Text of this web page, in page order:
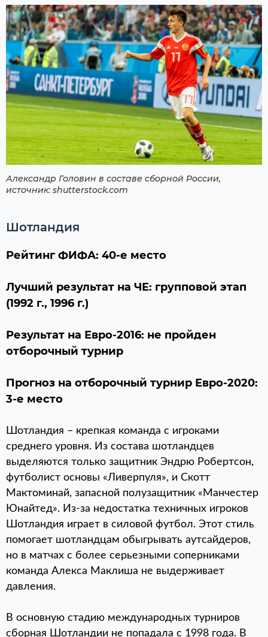
Александр Головин в составе сборной России,
источник: shutterstock.com
Шотландия
Рейтинг ФИФА: 40-е место
Лучший результат на ЧЕ: групповой этап
(1992 г., 1996 г.)
Результат на Евро-2016: не пройден
отборочный турнир
Прогноз на отборочный турнир Евро-2020:
3-е место
Шотландия – крепкая команда с игроками
среднего уровня. Из состава шотландцев
выделяются только защитник Эндрю Робертсон,
футболист основы «Ливерпуля», и Скотт
Мактоминай, запасной полузащитник «Манчестер
Юнайтед». Из-за недостатка техничных игроков
Шотландия играет в силовой футбол. Этот стиль
помогает шотландцам обыгрывать аутсайдеров,
но в матчах с более серьезными соперниками
команда Алекса Маклиша не выдерживает
давления.
В основную стадию международных турниров
сборная Шотландии не попадала с 1998 года. В